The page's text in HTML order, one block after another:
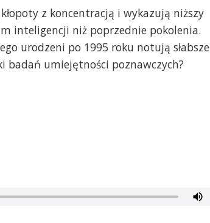
z koncentracją i wykazują niższy
inteligencji niż poprzednie pokolenia.
urodzeni po 1995 roku notują słabsze
badań umiejętności poznawczych?